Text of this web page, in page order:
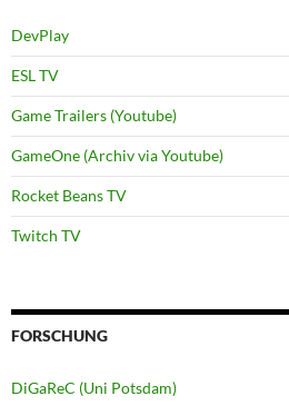
DevPlay
ESL TV
Game Trailers (Youtube)
GameOne (Archiv via Youtube)
Rocket Beans TV
Twitch TV
FORSCHUNG
DiGaReC (Uni Potsdam)